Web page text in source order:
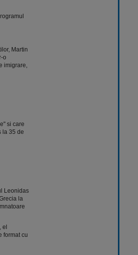
Martin
o
imigrare,
si care
la 35 de
Leonidas
la
format cu